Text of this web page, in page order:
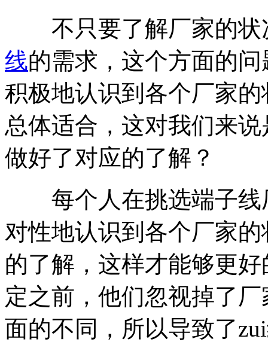
不只要了解厂家的状
线的需求，这个方面的
积极地认识到各个厂家
总体适合，这对我们来
做好了对应的了解？
每个人在挑选端子线
对性地认识到各个厂家
的了解，这样才能够更
定之前，他们忽视掉了
面的不同，所以导致了